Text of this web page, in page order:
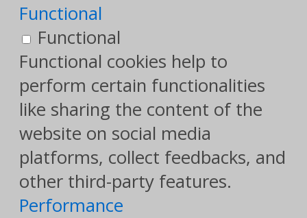
Functional
Functional
Functional cookies help to
perform certain functionalities
like sharing the content of the
website on social media
platforms, collect feedbacks, and
other third-party features.
Performance